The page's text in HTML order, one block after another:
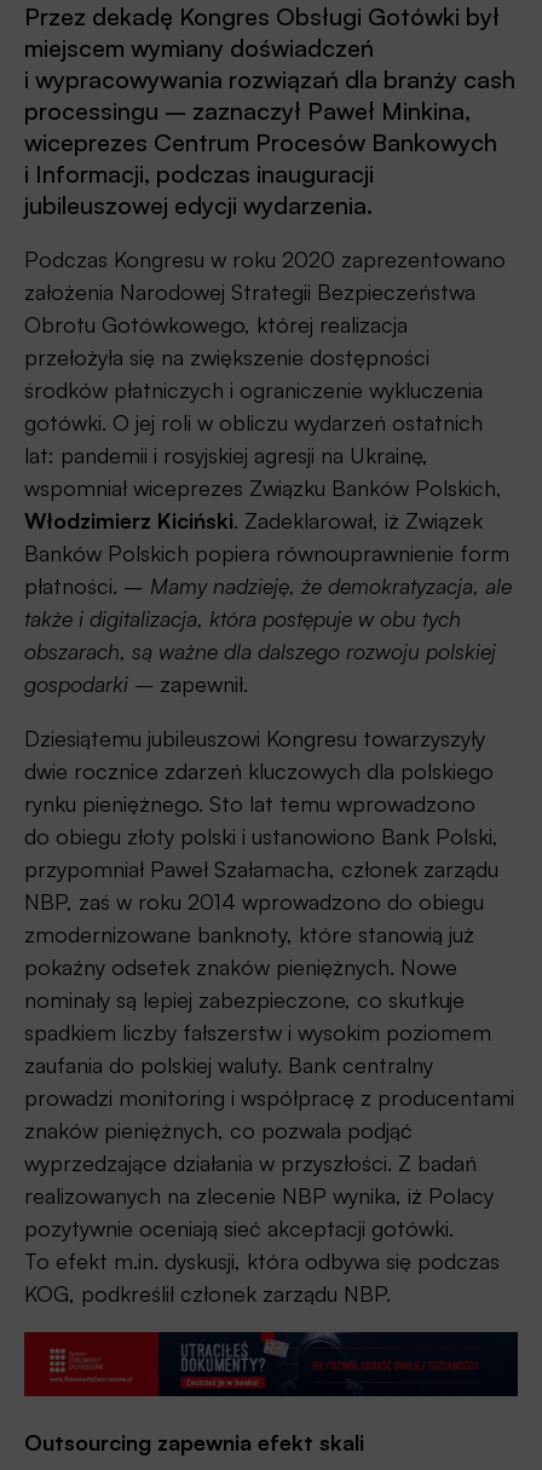
Przez dekadę Kongres Obsługi Gotówki był
miejscem wymiany doświadczeń
i wypracowywania rozwiązań dla branży cash
processingu – zaznaczył Paweł Minkina,
wiceprezes Centrum Procesów Bankowych
i Informacji, podczas inauguracji
jubileuszowej edycji wydarzenia.
Podczas Kongresu w roku 2020 zaprezentowano
założenia Narodowej Strategii Bezpieczeństwa
Obrotu Gotówkowego, której realizacja
przełożyła się na zwiększenie dostępności
środków płatniczych i ograniczenie wykluczenia
gotówki. O jej roli w obliczu wydarzeń ostatnich
lat: pandemii i rosyjskiej agresji na Ukrainę,
wspomniał wiceprezes Związku Banków Polskich,
Włodzimierz Kiciński. Zadeklarował, iż Związek
Banków Polskich popiera równouprawnienie form
płatności. – Mamy nadzieję, że demokratyzacja, ale
także i digitalizacja, która postępuje w obu tych
obszarach, są ważne dla dalszego rozwoju polskiej
gospodarki – zapewnił.
Dziesiątemu jubileuszowi Kongresu towarzyszyły
dwie rocznice zdarzeń kluczowych dla polskiego
rynku pieniężnego. Sto lat temu wprowadzono
do obiegu złoty polski i ustanowiono Bank Polski,
przypomniał Paweł Szałamacha, członek zarządu
NBP, zaś w roku 2014 wprowadzono do obiegu
zmodernizowane banknoty, które stanowią już
pokaźny odsetek znaków pieniężnych. Nowe
nominały są lepiej zabezpieczone, co skutkuje
spadkiem liczby fałszerstw i wysokim poziomem
zaufania do polskiej waluty. Bank centralny
prowadzi monitoring i współpracę z producentami
znaków pieniężnych, co pozwala podjąć
wyprzedzające działania w przyszłości. Z badań
realizowanych na zlecenie NBP wynika, iż Polacy
pozytywnie oceniają sieć akceptacji gotówki.
To efekt m.in. dyskusji, która odbywa się podczas
KOG, podkreślił członek zarządu NBP.
Outsourcing zapewnia efekt skali